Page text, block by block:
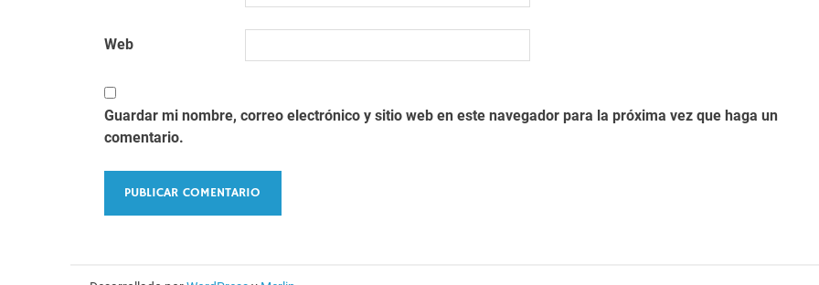
Web
Guardar mi nombre, correo electrónico y sitio web en este navegador para la próxima vez que haga un
comentario.